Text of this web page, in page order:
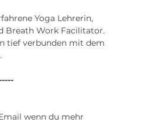
Yoga Lehrerin,
Breath Work Facilitator.
tief verbunden mit dem
wenn du mehr